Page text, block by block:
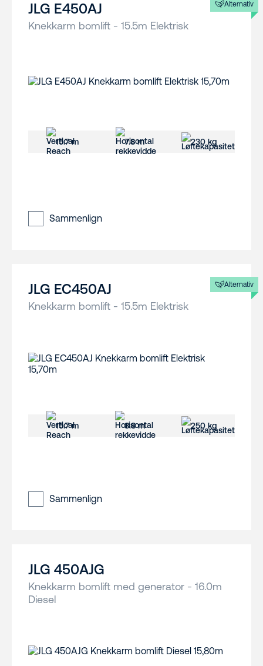
Alternativ
JLG E450AJ
Knekkarm bomlift - 15.5m Elektrisk
15.7 m 7.8 m 230 kg
Sammenlign
Alternativ
JLG EC450AJ
Knekkarm bomlift - 15.5m Elektrisk
15.7 m 8.8 m 250 kg
Sammenlign
JLG 450AJG
Knekkarm bomlift med generator - 16.0m
Diesel